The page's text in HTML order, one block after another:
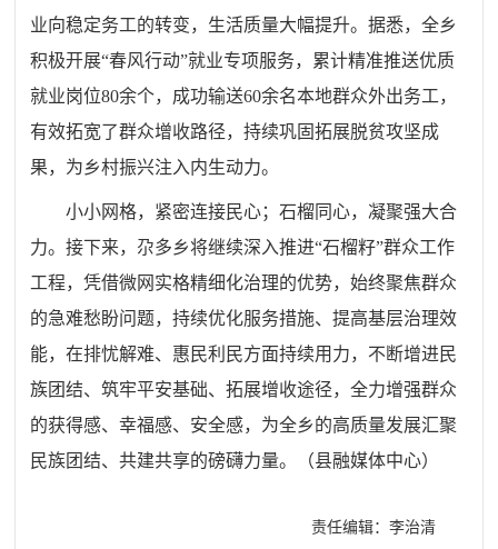
业向稳定务工的转变，生活质量大幅提升。据悉，全乡
积极开展“春风行动”就业专项服务，累计精准推送优质
就业岗位80余个，成功输送60余名本地群众外出务工，
有效拓宽了群众增收路径，持续巩固拓展脱贫攻坚成
果，为乡村振兴注入内生动力。
小小网格，紧密连接民心；石榴同心，凝聚强大合
力。接下来，尕多乡将继续深入推进“石榴籽”群众工作
工程，凭借微网实格精细化治理的优势，始终聚焦群众
的急难愁盼问题，持续优化服务措施、提高基层治理效
能，在排忧解难、惠民利民方面持续用力，不断增进民
族团结、筑牢平安基础、拓展增收途径，全力增强群众
的获得感、幸福感、安全感，为全乡的高质量发展汇聚
民族团结、共建共享的磅礴力量。（县融媒体中心）
责任编辑：李治清